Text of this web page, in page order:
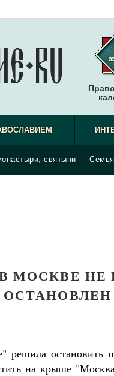
святыни Семья
МОСКВЕ НЕ
ОСТАНОВЛЕН
решила
на крыше